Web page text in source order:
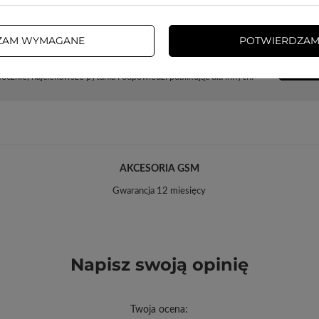
pomocy? Masz pytania?
najciekawsze pytania i odpowiedzi publikując dla innych.
AKCESORIA GSM
Gwarancja 12 miesięcy
Napisz swoją opinię
Twoja ocena:
WYMAGANE